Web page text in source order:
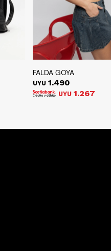
FALDA GOYA
UYU 1.490
UYU 1.267